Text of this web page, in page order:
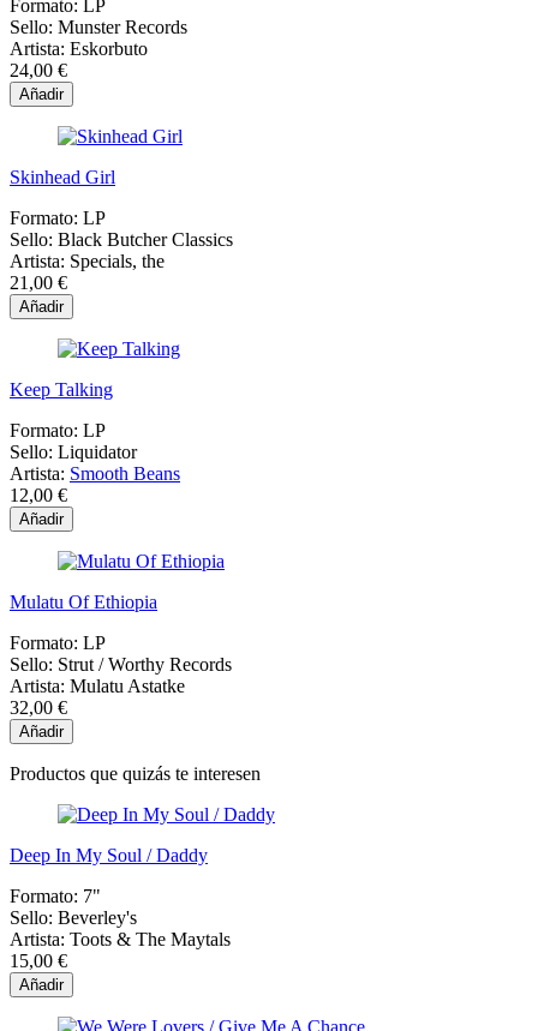
Formato: LP
Sello: Munster Records
Artista: Eskorbuto
24,00 €
Añadir
Skinhead Girl
Formato: LP
Sello: Black Butcher Classics
Artista: Specials, the
21,00 €
Añadir
Keep Talking
Formato: LP
Sello: Liquidator
Artista: Smooth Beans
12,00 €
Añadir
Mulatu Of Ethiopia
Formato: LP
Sello: Strut / Worthy Records
Artista: Mulatu Astatke
32,00 €
Añadir
Productos que quizás te interesen
Deep In My Soul / Daddy
Formato: 7"
Sello: Beverley's
Artista: Toots & The Maytals
15,00 €
Añadir